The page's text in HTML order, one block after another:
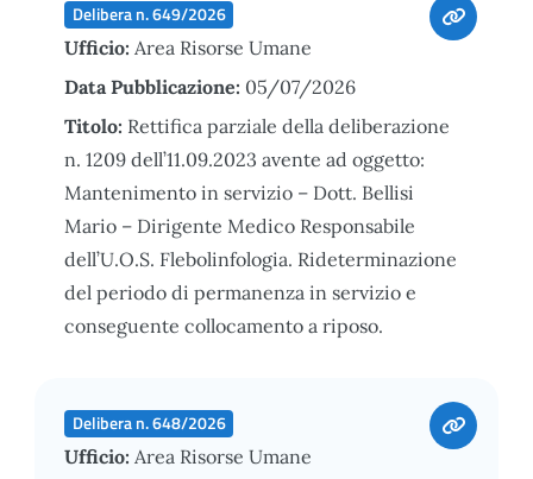
Delibera n. 649/2026
Ufficio: Area Risorse Umane
Data Pubblicazione: 05/07/2026
Titolo: Rettifica parziale della deliberazione
n. 1209 dell’11.09.2023 avente ad oggetto:
Mantenimento in servizio – Dott. Bellisi
Mario – Dirigente Medico Responsabile
dell’U.O.S. Flebolinfologia. Rideterminazione
del periodo di permanenza in servizio e
conseguente collocamento a riposo.
Delibera n. 648/2026
Ufficio: Area Risorse Umane